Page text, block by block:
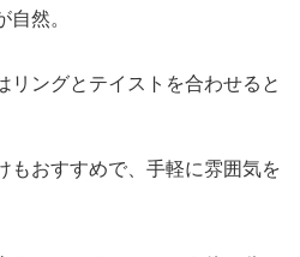
然。
リングとテイストを合わせると
もおすすめで、手軽に雰囲気を